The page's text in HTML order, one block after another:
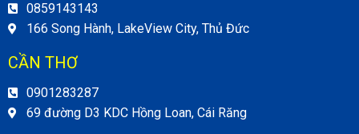
0859143143
166 Song Hành, LakeView City, Thủ Đức
CẦN THƠ
0901283287
69 đường D3 KDC Hồng Loan, Cái Răng